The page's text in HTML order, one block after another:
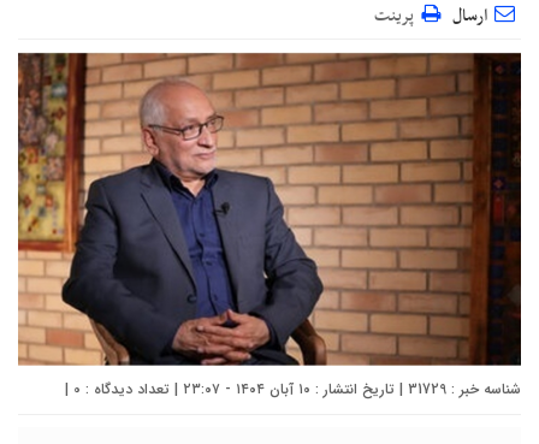
ارسال پرینت
شناسه خبر : 31729 | تاریخ انتشار : ۱۰ آبان ۱۴۰۴ - ۲۳:۰۷ | تعداد دیدگاه : 0
|